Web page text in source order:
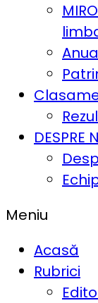
DESPRE
Meniu
Acasă
Rubrici